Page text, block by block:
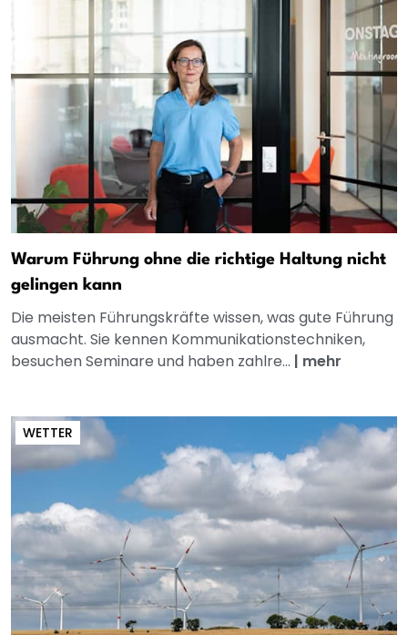
Warum Führung ohne die richtige Haltung nicht
gelingen kann
Die meisten Führungskräfte wissen, was gute Führung
ausmacht. Sie kennen Kommunikationstechniken,
besuchen Seminare und haben zahlre... | mehr
WETTER